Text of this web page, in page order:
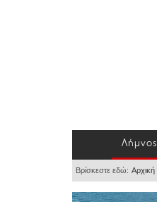
Λήμνος
Βρίσκεστε εδώ: Αρχική